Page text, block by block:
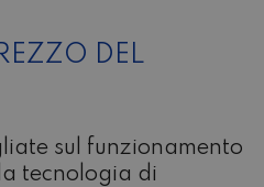
DEL
sul funzionamento
tecnologia di